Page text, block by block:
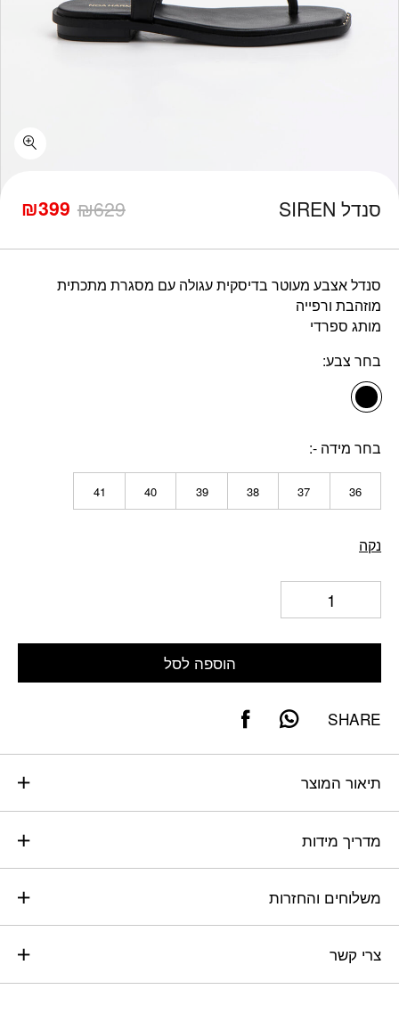
סנדל SIREN ₪629
המחיר
המקורי
₪629.
₪399 המחיר
הנוכחי
₪399.
סנדל אצבע מעוטר בדיסקית עגולה עם מסגרת מתכתית
מוזהבת ורפייה
מותג ספרדי
בחר צבע
בחר מידה -
36
37
38
39
40
41
נקה
הוספה לסל
SHARE
תיאור המוצר
מדריך מידות
משלוחים והחזרות
צרי קשר